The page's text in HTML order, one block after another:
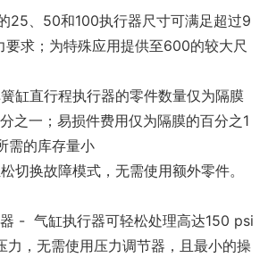
25、50和100执行器尺寸可满足超过9
要求；为特殊应用提供至600的较大尺
缸直行程执行器的零件数量仅为隔膜
之一；易损件费用仅为隔膜的百分之1
需的库存量小
切换故障模式，无需使用额外零件。
- 气缸执行器可轻松处理高达150 psi
力，无需使用压力调节器，且最小的操